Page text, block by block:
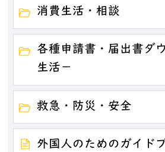
消費生活・相談
各種申請書・届出書ダ
生活－
救急・防災・安全
外国人のためのガイド